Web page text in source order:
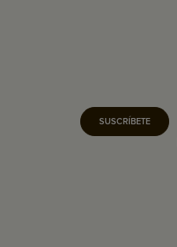
SUSCRÍBETE